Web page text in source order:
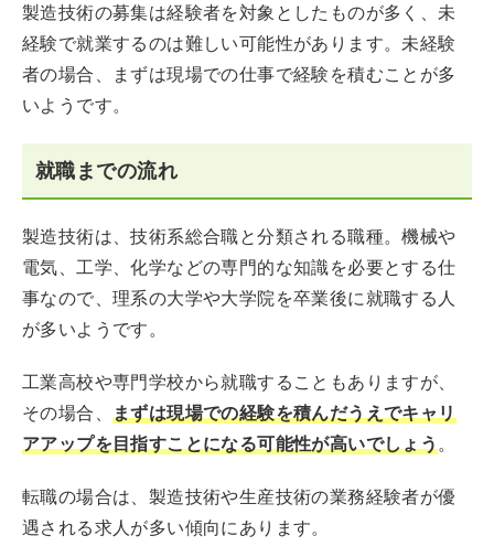
製造技術の募集は経験者を対象としたものが多く、未
経験で就業するのは難しい可能性があります。未経験
者の場合、まずは現場での仕事で経験を積むことが多
いようです。
就職までの流れ
製造技術は、技術系総合職と分類される職種。機械や
電気、工学、化学などの専門的な知識を必要とする仕
事なので、理系の大学や大学院を卒業後に就職する人
が多いようです。
工業高校や専門学校から就職することもありますが、
その場合、 まずは現場での経験を積んだうえでキャリ
アアップを目指すことになる可能性が高いでしょう。
転職の場合は、製造技術や生産技術の業務経験者が優
遇される求人が多い傾向にあります。